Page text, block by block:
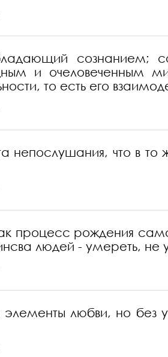
сознанием;
и очеловеченным
то есть его
непослушания, что в
процесс рождения
людей - умереть, не
элементы любви, но